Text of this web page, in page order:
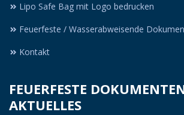
Lipo Safe Bag mit Logo bedrucken
Feuerfeste / Wasserabweisende
Kontakt
FEUERFESTE
AKTUELLES